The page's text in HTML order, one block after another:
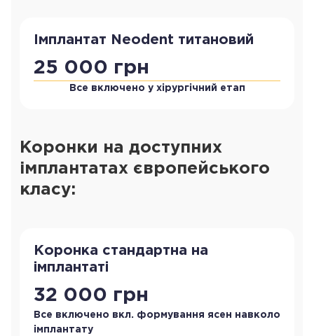
Імплантат Neodent титановий
25 000 грн
Все включено у хірургічний етап
Коронки на доступних
імплантатах європейського
класу:
Коронка стандартна на
імплантаті
32 000 грн
Все включено вкл. формування ясен навколо
імплантату